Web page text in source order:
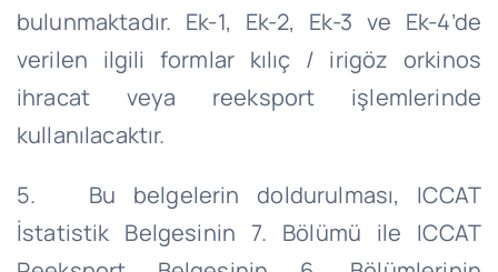
bulunmaktadır. Ek-1, Ek-2, Ek-3 ve Ek-4’de
verilen ilgili formlar kılıç / irigöz orkinos
ihracat veya reeksport işlemlerinde
kullanılacaktır.
5. Bu belgelerin doldurulması, ICCAT
İstatistik Belgesinin 7. Bölümü ile ICCAT